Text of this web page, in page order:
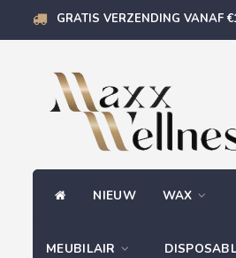
GRATIS VERZENDING VANAF
NIEUW WAX
MEUBILAIR